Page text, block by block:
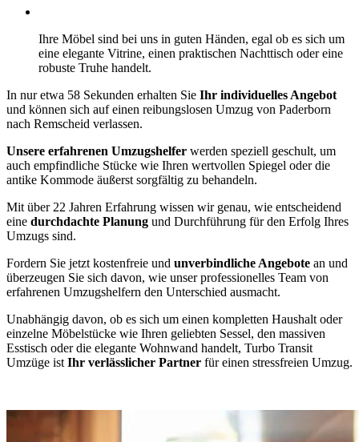
Ihre Möbel sind bei uns in guten Händen, egal ob es sich um
eine elegante Vitrine, einen praktischen Nachttisch oder eine
robuste Truhe handelt.
In nur etwa 58 Sekunden erhalten Sie Ihr individuelles Angebot
und können sich auf einen reibungslosen Umzug von Paderborn
nach Remscheid verlassen.
Unsere erfahrenen Umzugshelfer werden speziell geschult, um
auch empfindliche Stücke wie Ihren wertvollen Spiegel oder die
antike Kommode äußerst sorgfältig zu behandeln.
Mit über 22 Jahren Erfahrung wissen wir genau, wie entscheidend
eine durchdachte Planung und Durchführung für den Erfolg Ihres
Umzugs sind.
Fordern Sie jetzt kostenfreie und unverbindliche Angebote an und
überzeugen Sie sich davon, wie unser professionelles Team von
erfahrenen Umzugshelfern den Unterschied ausmacht.
Unabhängig davon, ob es sich um einen kompletten Haushalt oder
einzelne Möbelstücke wie Ihren geliebten Sessel, den massiven
Esstisch oder die elegante Wohnwand handelt, Turbo Transit
Umzüge ist Ihr verlässlicher Partner für einen stressfreien Umzug.